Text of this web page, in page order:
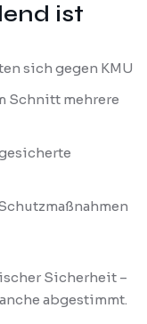
ist
sich gegen KMU
Schnitt mehrere
Sicherheit –
abgestimmt.